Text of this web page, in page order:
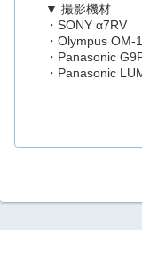
▼ 撮影機材
・SONY α7RV
・Olympus OM-1
・Panasonic
・Panasonic